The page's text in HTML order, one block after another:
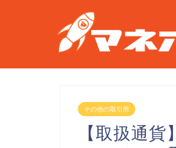
その他の取引所
【取扱通